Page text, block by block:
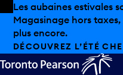
Skip to offers
Passer au contenu
Les aubaines estivales
Magasinage hors
plus encore.
DÉCOUVREZ L’ÉTÉ